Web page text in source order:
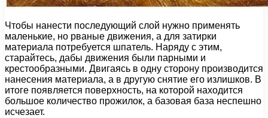
Чтобы нанести последующий слой нужно применять
маленькие, но рваные движения, а для затирки
материала потребуется шпатель. Наряду с этим,
старайтесь, дабы движения были парными и
крестообразными. Двигаясь в одну сторону производится
нанесения материала, а в другую снятие его излишков. В
итоге появляется поверхность, на которой находится
большое количество прожилок, а базовая база неспешно
исчезает.